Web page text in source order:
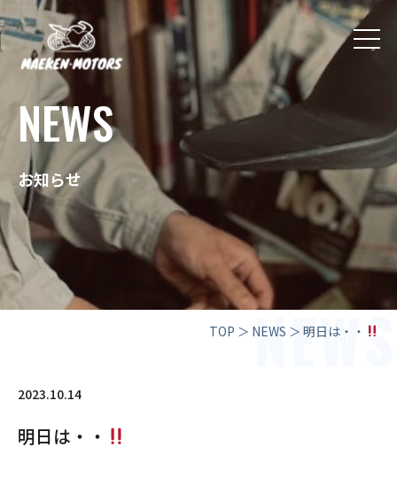
NEWS
お知らせ
NEWS
TOP ＞ NEWS ＞ 明日は・・
2023.10.14
明日は・・